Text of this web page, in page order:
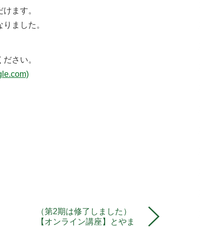
ます。
ました。
さい。
（第2期は修了しました）
【オンライン講座】とやま